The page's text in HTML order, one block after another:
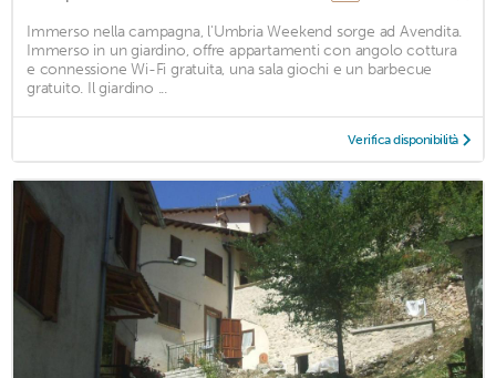
Immerso nella campagna, l'Umbria Weekend sorge ad Avendita.
Immerso in un giardino, offre appartamenti con angolo cottura
e connessione Wi-Fi gratuita, una sala giochi e un barbecue
gratuito. Il giardino ...
Verifica disponibilità